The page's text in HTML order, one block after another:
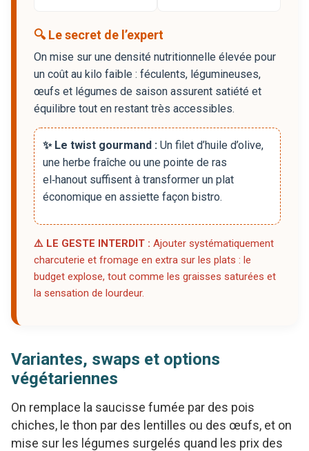
🔍 Le secret de l’expert
On mise sur une densité nutritionnelle élevée pour
un coût au kilo faible : féculents, légumineuses,
œufs et légumes de saison assurent satiété et
équilibre tout en restant très accessibles.
✨ Le twist gourmand : Un filet d’huile d’olive,
une herbe fraîche ou une pointe de ras
el‑hanout suffisent à transformer un plat
économique en assiette façon bistro.
⚠️ LE GESTE INTERDIT : Ajouter systématiquement
charcuterie et fromage en extra sur les plats : le
budget explose, tout comme les graisses saturées et
la sensation de lourdeur.
Variantes, swaps et options
végétariennes
On remplace la saucisse fumée par des pois
chiches, le thon par des lentilles ou des œufs, et on
mise sur les légumes surgelés quand les prix des